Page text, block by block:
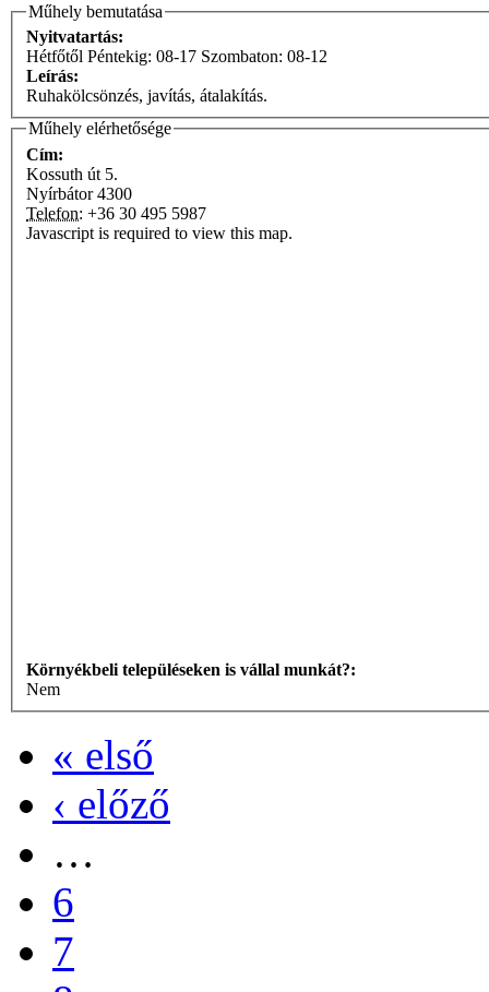
Műhely bemutatása
Nyitvatartás:
Hétfőtől Péntekig: 08-17 Szombaton: 08-12
Leírás:
Ruhakölcsönzés, javítás, átalakítás.
Műhely elérhetősége
Cím:
Kossuth út 5.
Nyírbátor 4300
Telefon: +36 30 495 5987
Javascript is required to view this map.
Környékbeli településeken is vállal munkát?:
Nem
« első
‹ előző
…
6
7